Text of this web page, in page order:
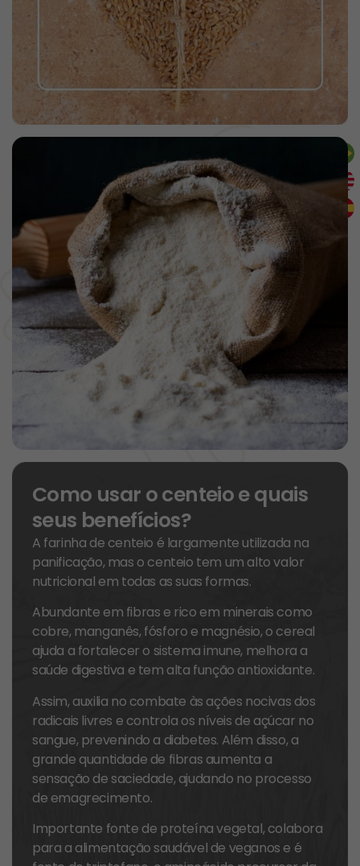
Como usar o centeio e quais
seus benefícios?
A farinha de centeio é largamente utilizada na
panificação, mas o centeio tem um alto valor
nutricional em todas as suas formas.
Abundante em fibras e rico em minerais como
cobre, manganês, fósforo e magnésio, o cereal
ajuda a fortalecer o sistema imune, melhora a
saúde digestiva e tem alta função antioxidante.
Assim, auxilia no combate às ações nocivas dos
radicais livres e controla os níveis de açúcar no
sangue, prevenindo a diabetes. Além disso, a
grande quantidade de fibras aumenta a
sensação de saciedade, ajudando no processo
de emagrecimento.
Importante fonte de proteína vegetal, colabora
para a alimentação saudável de veganos e é